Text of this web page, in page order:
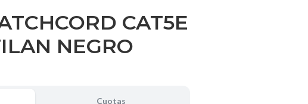
CAT5E
NEGRO
Cuotas